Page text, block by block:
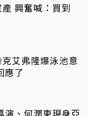
興奮喊：買到
克艾弗隆爆泳池意
應了
演、何潤東現身亞